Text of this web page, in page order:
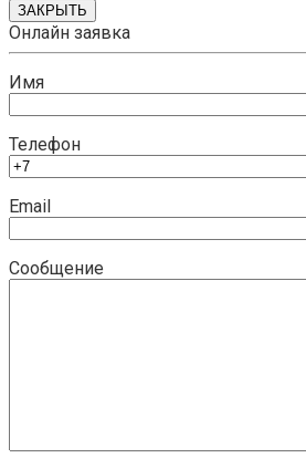
ЗАКРЫТЬ
Онлайн заявка
Имя
Телефон
Email
Сообщение